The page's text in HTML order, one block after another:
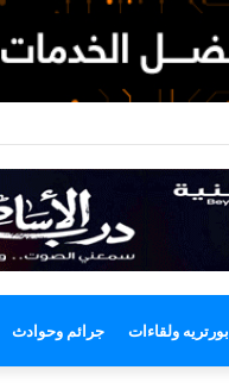
بورتريه ولقاءات جرائم وحوادث